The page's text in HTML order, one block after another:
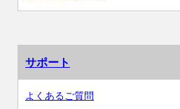
サポート
よくあるご質問